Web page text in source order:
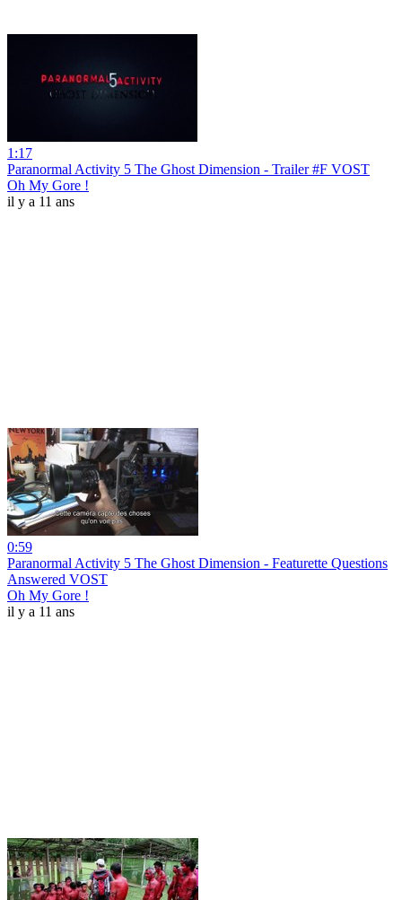
1:17
Paranormal Activity 5 The Ghost Dimension - Trailer #F VOST
Oh My Gore !
il y a 11 ans
0:59
Paranormal Activity 5 The Ghost Dimension - Featurette Questions
Answered VOST
Oh My Gore !
il y a 11 ans